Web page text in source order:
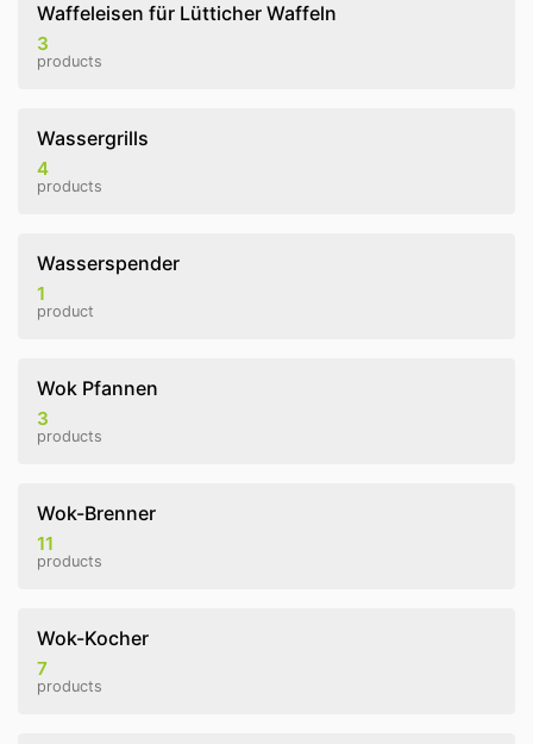
Waffeleisen für Lütticher Waffeln
3
products
Wassergrills
4
products
Wasserspender
1
product
Wok Pfannen
3
products
Wok-Brenner
11
products
Wok-Kocher
7
products